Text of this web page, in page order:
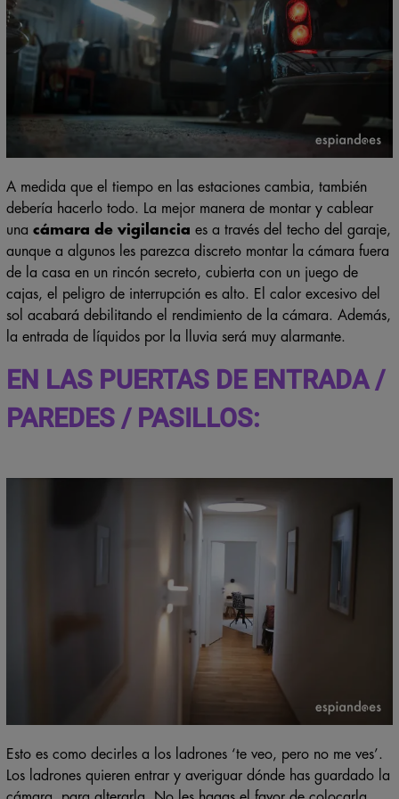
A medida que el tiempo en las estaciones cambia, también
debería hacerlo todo. La mejor manera de montar y cablear
una cámara de vigilancia es a través del techo del garaje,
aunque a algunos les parezca discreto montar la cámara fuera
de la casa en un rincón secreto, cubierta con un juego de
cajas, el peligro de interrupción es alto. El calor excesivo del
sol acabará debilitando el rendimiento de la cámara. Además,
la entrada de líquidos por la lluvia será muy alarmante.
EN LAS PUERTAS DE ENTRADA /
PAREDES / PASILLOS:
Esto es como decirles a los ladrones ‘te veo, pero no me ves’.
Los ladrones quieren entrar y averiguar dónde has guardado la